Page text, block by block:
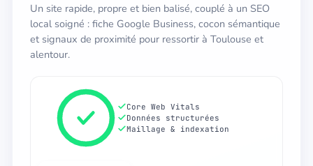
Un site rapide, propre et bien balisé, couplé à un SEO
local soigné : fiche Google Business, cocon sémantique
et signaux de proximité pour ressortir à Toulouse et
alentour.
Core Web Vitals
Données structurées
Maillage & indexation